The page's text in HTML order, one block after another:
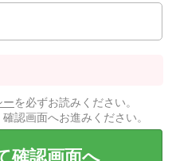
ーを必ずお読みください。
認画面へお進みください。
確認画面へ